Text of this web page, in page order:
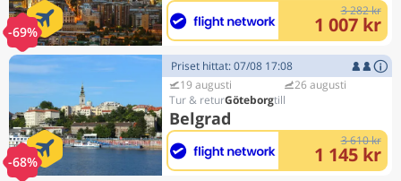
-69%
3 282 kr
1 007 kr
-68%
Priset hittat: 07/08 17:08
19 augusti
Göteborg
Belgrad
26 augusti
3 610 kr
1 145 kr